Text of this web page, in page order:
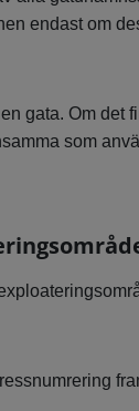
endast om
gata. Om
som